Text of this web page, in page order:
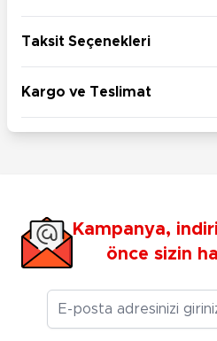
Taksit Seçenekleri
Kargo ve Teslimat
Kampanya,
önce sizin